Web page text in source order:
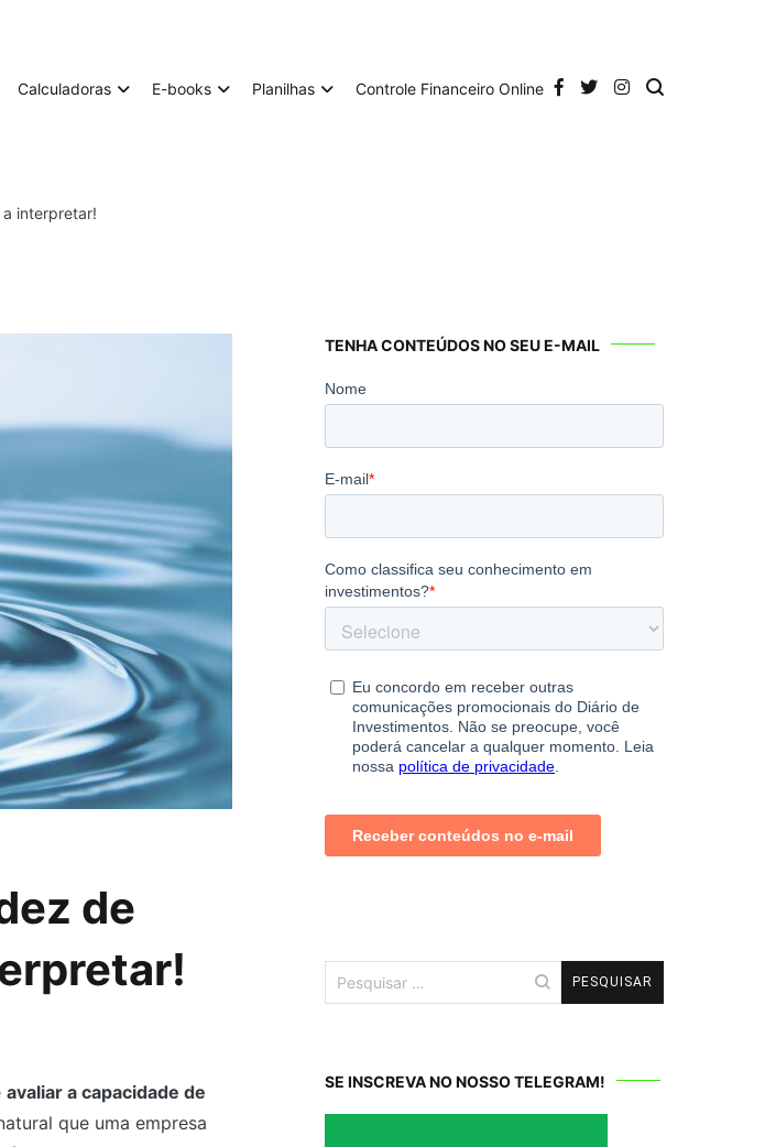
Calculadoras E-books Planilhas Controle Financeiro Online
interpretar!
de
avaliar a capacidade de
que uma empresa
TENHA CONTEÚDOS NO SEU E-MAIL
por:
SE INSCREVA NO NOSSO TELEGRAM!